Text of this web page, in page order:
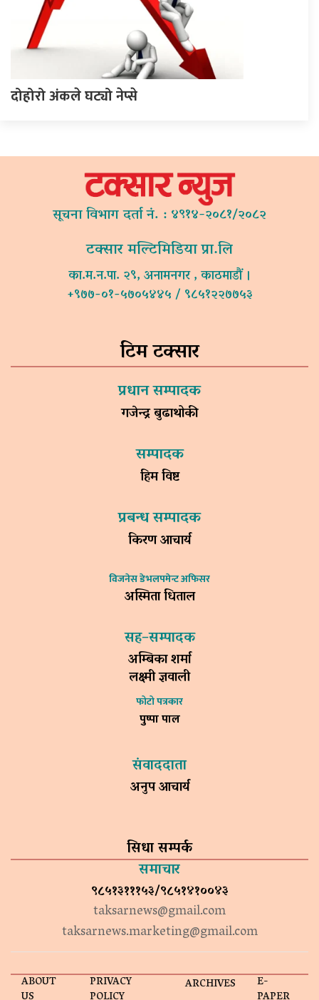
दोहोरो अंकले घट्यो नेप्से
सूचना विभाग दर्ता नं. : ४९१४-२०८१/२०८२
टक्सार मल्टिमिडिया प्रा.लि
का.म.न.पा. २९, अनामनगर , काठमाडौं ।
+९७७-०१-५७०५४४५ / ९८५१२२७७५३
टिम टक्सार
प्रधान सम्पादक
गजेन्द्र बुढाथोकी
सम्पादक
हिम विष्ट
प्रबन्ध सम्पादक
किरण आचार्य
विजनेस डेभलपमेन्ट अफिसर
अस्मिता धिताल
सह–सम्पादक
अम्बिका शर्मा
लक्ष्मी ज्ञवाली
फोटो पत्रकार
पुष्पा पाल
संवाददाता
अनुप आचार्य
सिधा सम्पर्क
समाचार
९८५१३१११५३/९८५१४१००४३
taksarnews@gmail.com
taksarnews.marketing@gmail.com
ABOUT PRIVACY ARCHIVES E-